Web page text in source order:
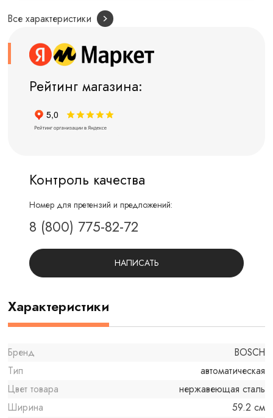
Все характеристики
Рейтинг магазина:
Контроль качества
Номер для претензий и предложений:
8 (800) 775-82-72
НАПИСАТЬ
Характеристики
Бренд
BOSCH
Тип
автоматическая
Цвет товара
нержавеющая сталь
Ширина
59.2 см